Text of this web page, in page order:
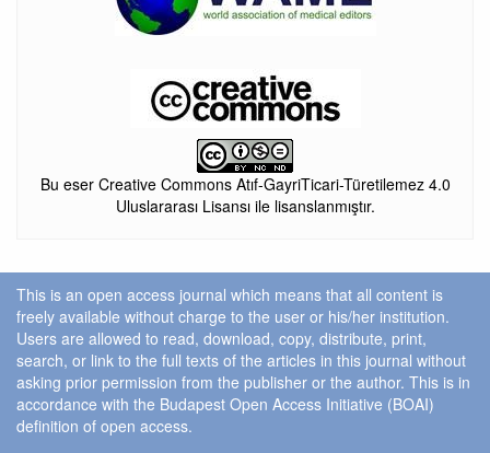
Bu eser Creative Commons Atıf-GayriTicari-Türetilemez 4.0
Uluslararası Lisansı ile lisanslanmıştır.
This is an open access journal which means that all content is
freely available without charge to the user or his/her institution.
Users are allowed to read, download, copy, distribute, print,
search, or link to the full texts of the articles in this journal without
asking prior permission from the publisher or the author. This is in
accordance with the Budapest Open Access Initiative (BOAI)
definition of open access.